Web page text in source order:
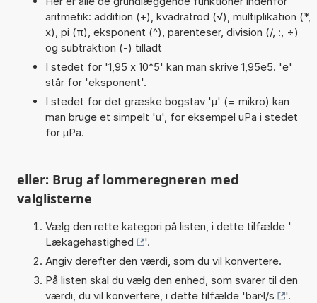
aritmetik: addition (+), kvadratrod (√), multiplikation (*,
x), pi (π), eksponent (^), parenteser, division (/, :, ÷)
og subtraktion (-) tilladt
I stedet for '1,95 x 10^5' kan man skrive 1,95e5. 'e'
står for 'eksponent'.
I stedet for det græske bogstav 'µ' (= mikro) kan
man bruge et simpelt 'u', for eksempel uPa i stedet
for µPa.
eller: Brug af lommeregneren med
valglisterne
Vælg den rette kategori på listen, i dette tilfælde '
Lækagehastighed
'.
Angiv derefter den værdi, som du vil konvertere.
På listen skal du vælg den enhed, som svarer til den
værdi, du vil konvertere, i dette tilfælde 'bar·l/s
'.